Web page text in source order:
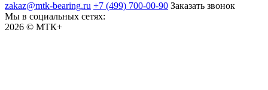
zakaz@mtk-bearing.ru +7 (499) 700-00-90 Заказать звонок
Мы в социальных сетях:
2026 © МТК+